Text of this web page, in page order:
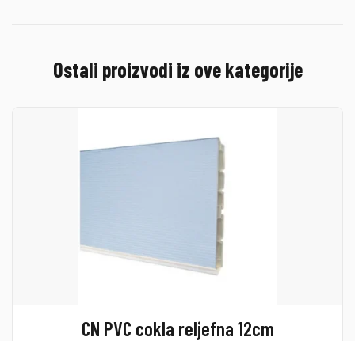
Ostali proizvodi iz ove kategorije
CN PVC cokla reljefna 12cm